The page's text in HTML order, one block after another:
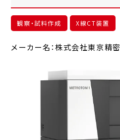
観察・試料作成 X線CT装置
メーカー名：株式会社東京精密